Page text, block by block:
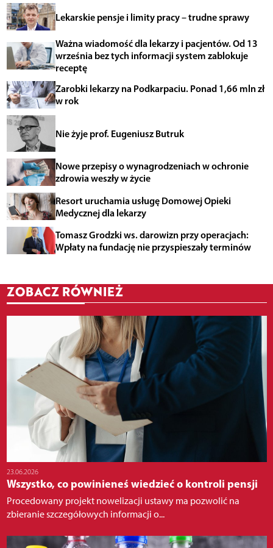
Lekarskie pensje i limity pracy – trudne sprawy
Ważna wiadomość dla lekarzy i pacjentów. Od 13
września bez tych informacji system zablokuje
receptę
Zarobki lekarzy na Podkarpaciu. Ponad 1,66 mln zł
w rok
Nie żyje prof. Eugeniusz Butruk
Nowe przepisy o wynagrodzeniach w ochronie
zdrowia weszły w życie
Resort uruchamia usługę Domowej Opieki
Medycznej dla lekarzy
Tomasz Grodzki ws. darowizn przy operacjach:
Wpłaty na fundację nie przyspieszały terminów
ZOBACZ RÓWNIEŻ
23.06.2026
Wszystko, co powinieneś wiedzieć o kontroli pensji
Procedowany projekt nowelizacji ustawy ma pozwolić na
zbieranie szczegółowych informacji o...